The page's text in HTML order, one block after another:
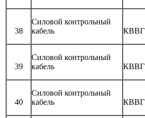
38
Силовой контрольный
кабель
КВВГ
39
Силовой контрольный
кабель
КВВГ
40
Силовой контрольный
кабель
КВВГ